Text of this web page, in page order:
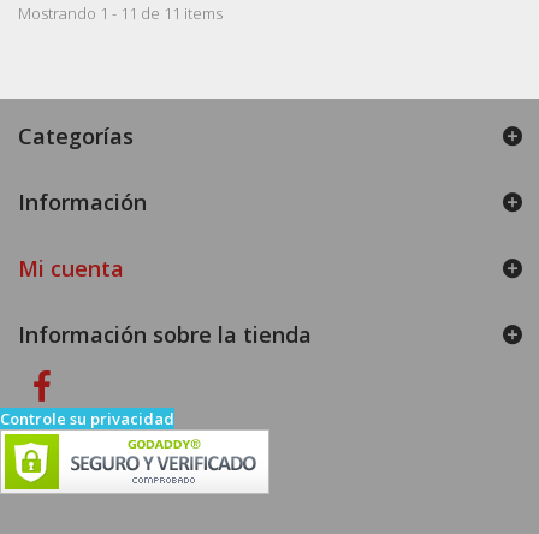
Mostrando 1 - 11 de 11 items
Categorías
Información
Mi cuenta
Información sobre la tienda
Controle su privacidad